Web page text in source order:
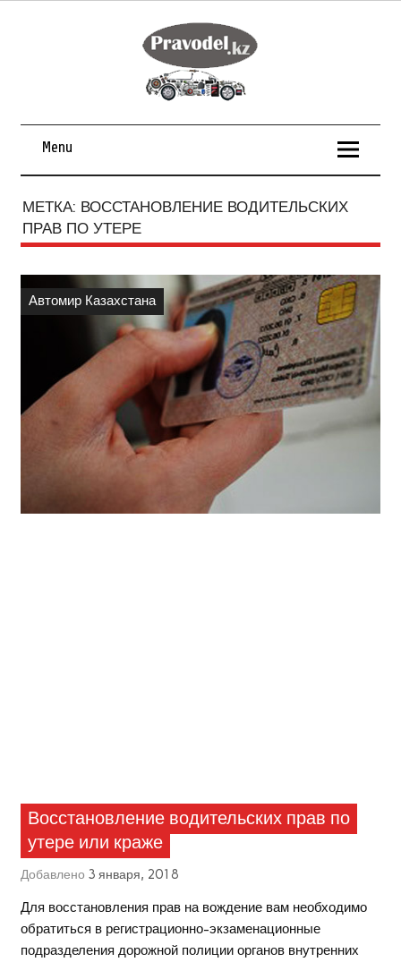
Menu
МЕТКА: ВОССТАНОВЛЕНИЕ ВОДИТЕЛЬСКИХ
ПРАВ ПО УТЕРЕ
Автомир Казахстана
Восстановление водительских прав по
утере или краже
Добавлено 3 января, 2018
Для восстановления прав на вождение вам необходимо
обратиться в регистрационно-экзаменационные
подразделения дорожной полиции органов внутренних